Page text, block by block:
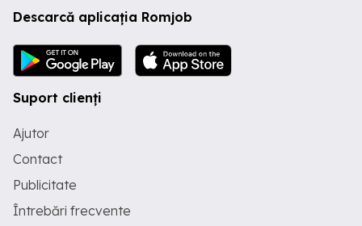
Descarcă aplicația Romjob
Suport clienți
Ajutor
Contact
Publicitate
Întrebări frecvente